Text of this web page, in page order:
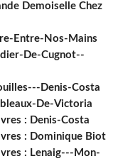
Demoiselle Chez
Entre-Nos-Mains
De-Cugnot--
Denis-Costa
De-Victoria
: Denis-Costa
: Dominique Biot
: Lenaig---Mon-